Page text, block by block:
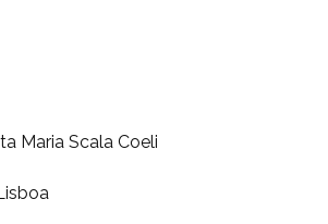
Maria Scala Coeli